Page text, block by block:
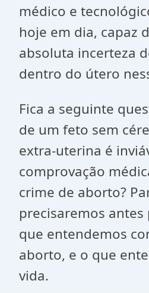
médico e
hoje em dia, capaz
absoluta incerteza
dentro do útero
Fica a seguinte
de um feto sem
extra-uterina é
comprovação
crime de aborto?
precisaremos
que entendemos
aborto, e o que
vida.